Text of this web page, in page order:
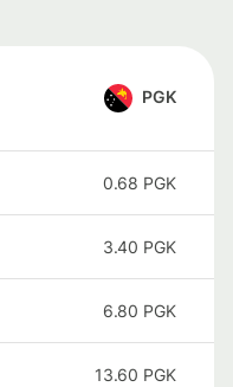
PGK
0.68 PGK
3.40 PGK
6.80 PGK
13.60 PGK